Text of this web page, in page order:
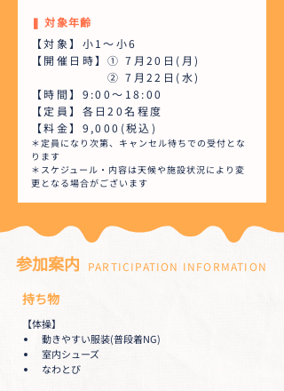
❚ 対象年齢
【対象】小1～小6
【開催日時】① 7月20日(月)
② 7月22日(水)
【時間】9:00～18:00
【定員】各日20名程度
【料金】9,000(税込)
＊定員になり次第、キャンセル待ちでの受付とな
ります
＊スケジュール・内容は天候や施設状況により変
更となる場合がございます
参加案内 PARTICIPATION INFORMATION
持ち物
【体操】
動きやすい服装(普段着NG)
室内シューズ
なわとび